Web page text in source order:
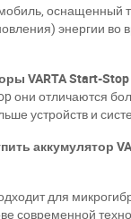
оснащенный
энергии во
VARTA Start-Stop
они отличаются
устройств и
аккумулятор
для
современной